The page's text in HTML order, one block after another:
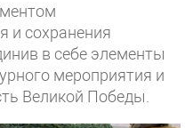
и сохранения
в себе элементы
мероприятия и
Великой Победы.